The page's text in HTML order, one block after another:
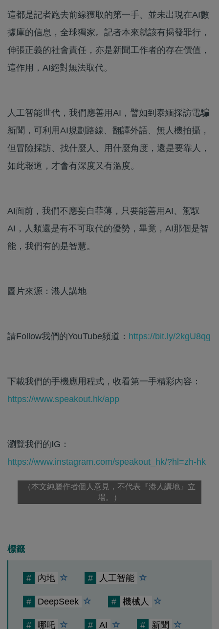
這都是記者跑去前線獲取的第一手、並未出現在AI數
據庫的信息，全球獨家。記者本來就該有揭發罪行，
伸張正義的社會責任，亦是新聞工作者的存在價值，
這作用，AI絕對無法取代。
人工智能世代，我們應善用AI，譬如到泰緬採訪電騙
新聞，可利用AI規劃路線、翻譯外語、無人機拍攝，
但冒險採訪、找什麼人、用什麼角度，還是要靠人，
如此報道，才會有深度又有溫度。
AI面前，我們不應妄自菲薄，只要能善用AI、駕馭
AI，人類還是有不可取代的優勢，畢竟，AI那個是智
能，我們有的是智慧。
圖片來源：港人講地
請Follow我們的YouTube頻道： https://bit.ly/2kgU8qg
下載我們的手機應用程式，收看第一手精彩內容：
https://www.speakout.hk/app
瀏覽我們的IG：
https://www.instagram.com/speakout_hk/?hl=zh-hk
（本文純屬作者個人意見，不代表『港人講地』立
場。）
標籤
# 內地 # 人工智能
# DeepSeek # 機械人
# 哪吒 # AI # 新聞